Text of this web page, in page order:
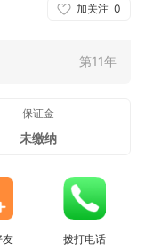
加关注 0
第11年
保证金
未缴纳
友 拨打电话